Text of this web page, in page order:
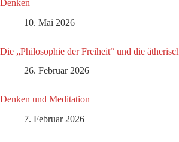
Denken
10. Mai 2026
Die „Philosophie der Freiheit“ und die
26. Februar 2026
Denken und Meditation
7. Februar 2026